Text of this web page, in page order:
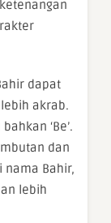
dapat
akrab.
‘Be’.
dan
nama Bahir,
lebih